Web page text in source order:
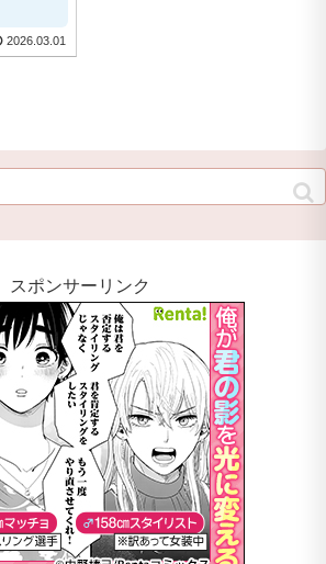
2026.03.01
スポンサーリンク